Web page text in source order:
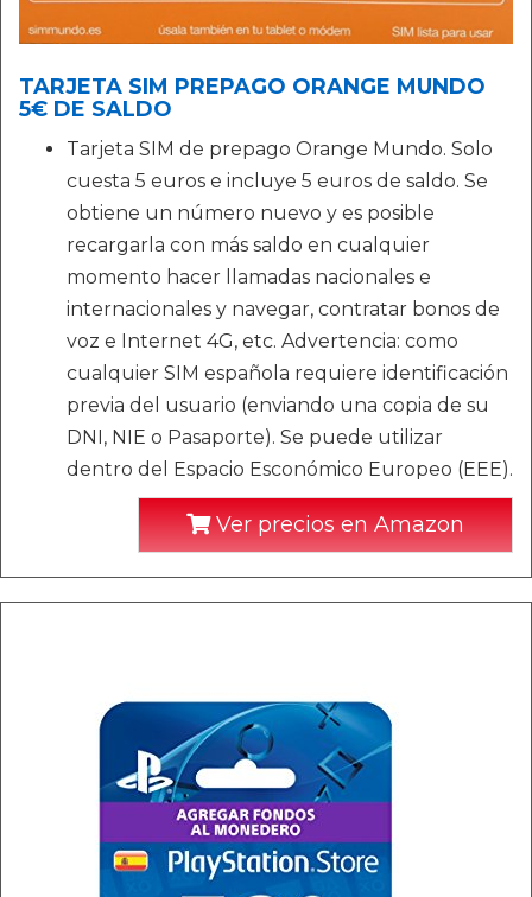
TARJETA SIM PREPAGO ORANGE MUNDO
5€ DE SALDO
Tarjeta SIM de prepago Orange Mundo. Solo
cuesta 5 euros e incluye 5 euros de saldo. Se
obtiene un número nuevo y es posible
recargarla con más saldo en cualquier
momento hacer llamadas nacionales e
internacionales y navegar, contratar bonos de
voz e Internet 4G, etc. Advertencia: como
cualquier SIM española requiere identificación
previa del usuario (enviando una copia de su
DNI, NIE o Pasaporte). Se puede utilizar
dentro del Espacio Esconómico Europeo (EEE).
Ver precios en Amazon